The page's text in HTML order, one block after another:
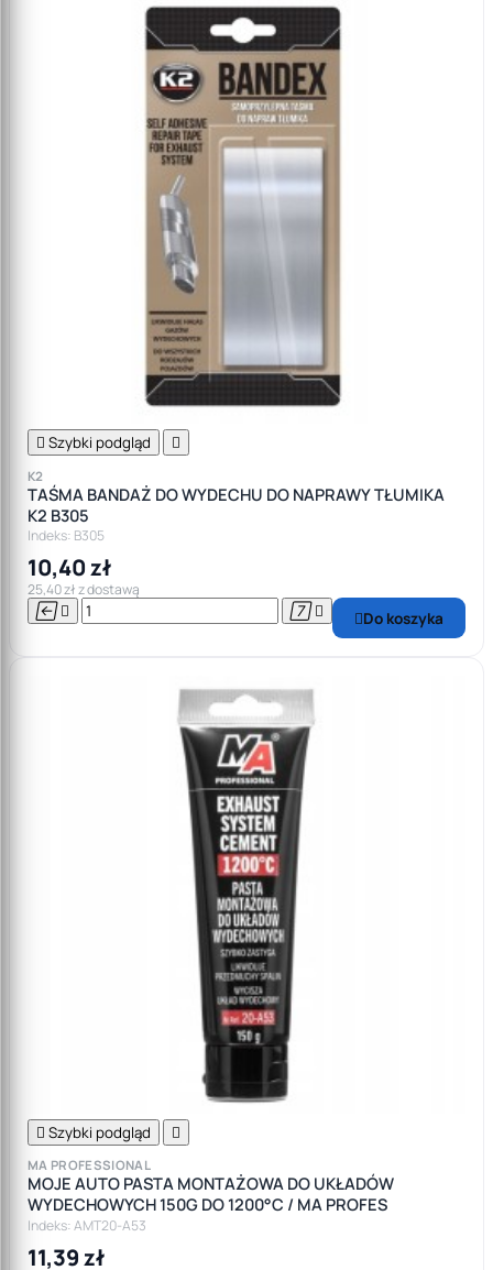
 Szybki podgląd 
K2
TAŚMA BANDAŻ DO WYDECHU DO NAPRAWY TŁUMIKA
K2 B305
Indeks: B305
10,40 zł
25,40 zł z dostawą
    Do koszyka
 Szybki podgląd 
MA PROFESSIONAL
MOJE AUTO PASTA MONTAŻOWA DO UKŁADÓW
WYDECHOWYCH 150G DO 1200°C / MA PROFES
Indeks: AMT20-A53
11,39 zł